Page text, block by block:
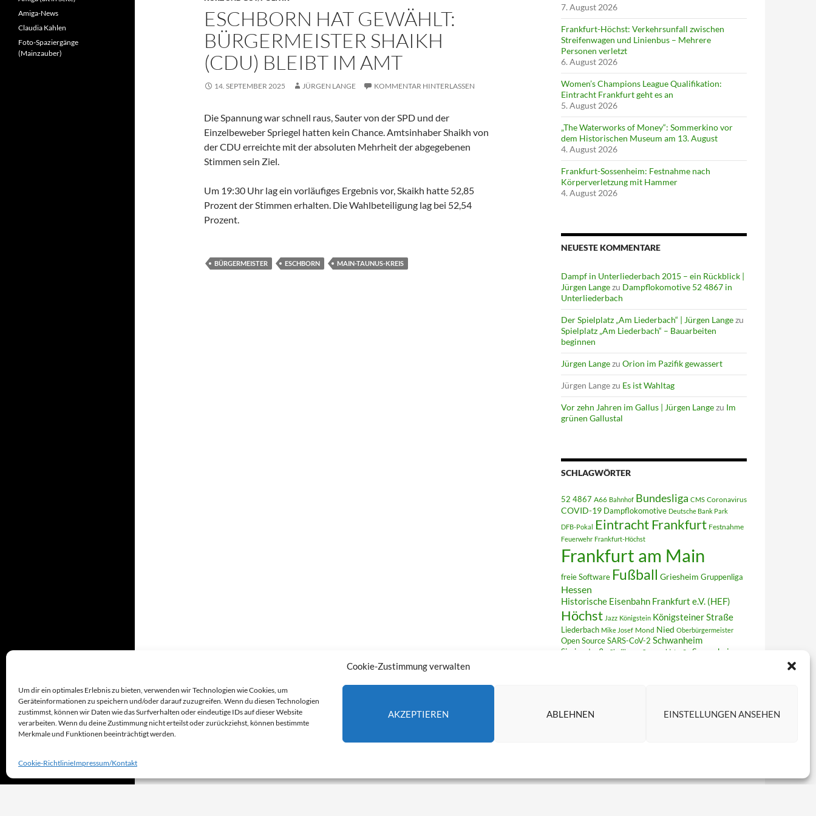
Cookie-Zustimmung verwalten
Um dir ein optimales Erlebnis zu bieten, verwenden wir Technologien wie Cookies, um
Geräteinformationen zu speichern und/oder darauf zuzugreifen. Wenn du diesen Technologien
zustimmst, können wir Daten wie das Surfverhalten oder eindeutige IDs auf dieser Website
verarbeiten. Wenn du deine Zustimmung nicht erteilst oder zurückziehst, können bestimmte
Merkmale und Funktionen beeinträchtigt werden.
AKZEPTIEREN ABLEHNEN EINSTELLUNGEN ANSEHEN
Cookie-RichtlinieImpressum/Kontakt
ESCHBORN HAT GEWÄHLT:
BÜRGERMEISTER SHAIKH
(CDU) BLEIBT IM AMT
14. SEPTEMBER 2025 JÜRGEN LANGE KOMMENTAR HINTERLASSEN
Die Spannung war schnell raus, Sauter von der SPD und der
Einzelbeweber Spriegel hatten kein Chance. Amtsinhaber Shaikh von
der CDU erreichte mit der absoluten Mehrheit der abgegebenen
Stimmen sein Ziel.
Um 19:30 Uhr lag ein vorläufiges Ergebnis vor, Skaikh hatte 52,85
Prozent der Stimmen erhalten. Die Wahlbeteiligung lag bei 52,54
Prozent.
BÜRGERMEISTER ESCHBORN MAIN-TAUNUS-KREIS
7. August 2026
Frankfurt-Höchst: Verkehrsunfall zwischen
Streifenwagen und Linienbus – Mehrere
Personen verletzt
6. August 2026
Women’s Champions League Qualifikation:
Eintracht Frankfurt geht es an
5. August 2026
„The Waterworks of Money“: Sommerkino vor
dem Historischen Museum am 13. August
4. August 2026
Frankfurt-Sossenheim: Festnahme nach
Körperverletzung mit Hammer
4. August 2026
NEUESTE KOMMENTARE
Dampf in Unterliederbach 2015 – ein Rückblick |
Jürgen Langezu Dampflokomotive 52 4867 in
Unterliederbach
Der Spielplatz „Am Liederbach“ | Jürgen Langezu
Spielplatz „Am Liederbach“ – Bauarbeiten
beginnen
Jürgen Langezu Orion im Pazifik gewassert
Jürgen Langezu Es ist Wahltag
Vor zehn Jahren im Gallus | Jürgen Langezu Im
grünen Gallustal
SCHLAGWÖRTER
52 4867 A66 Bahnhof Bundesliga CMS Coronavirus
COVID-19 Dampflokomotive Deutsche Bank Park
DFB-Pokal Eintracht Frankfurt Festnahme
Feuerwehr Frankfurt-Höchst
Frankfurt am Main
freie Software Fußball Griesheim Gruppenliga
Hessen
Historische Eisenbahn Frankfurt e.V. (HEF)
Höchst Jazz Königstein Königsteiner Straße
Liederbach Mike Josef Mond Nied Oberbürgermeister
Open SourceSARS-CoV-2 Schwanheim
Sieringstraße Sindlingen Soonwaldstraße Sossenheim
Amiga-News
Claudia Kahlen
Foto-Spaziergänge
(Mainzauber)